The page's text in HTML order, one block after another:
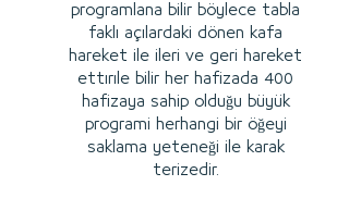
programlana bilir böylece tabla
faklı açılardaki dönen kafa
hareket ile ileri ve geri hareket
ettırıle bilir her hafizada 400
hafizaya sahip olduğu büyük
programi herhangi bir öğeyi
saklama yeteneği ile karak
terizedir.